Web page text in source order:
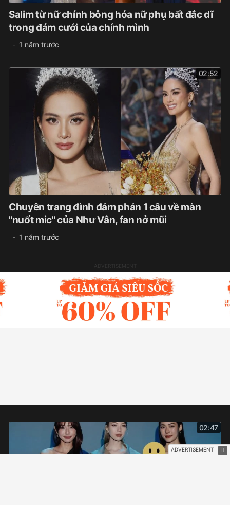
Salim từ nữ chính bỗng hóa nữ phụ bất đắc dĩ
trong đám cưới của chính mình
1 năm trước
02:52
Chuyên trang đình đám phán 1 câu về màn
"nuốt mic" của Như Vân, fan nở mũi
1 năm trước
02:47